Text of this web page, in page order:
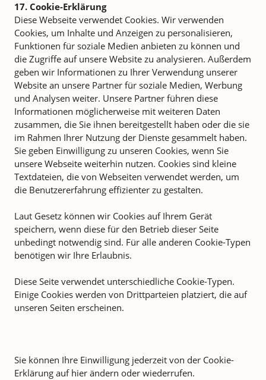
17. Cookie-Erklärung
Diese Webseite verwendet Cookies. Wir verwenden
Cookies, um Inhalte und Anzeigen zu personalisieren,
Funktionen für soziale Medien anbieten zu können und
die Zugriffe auf unsere Website zu analysieren. Außerdem
geben wir Informationen zu Ihrer Verwendung unserer
Website an unsere Partner für soziale Medien, Werbung
und Analysen weiter. Unsere Partner führen diese
Informationen möglicherweise mit weiteren Daten
zusammen, die Sie ihnen bereitgestellt haben oder die sie
im Rahmen Ihrer Nutzung der Dienste gesammelt haben.
Sie geben Einwilligung zu unseren Cookies, wenn Sie
unsere Webseite weiterhin nutzen. Cookies sind kleine
Textdateien, die von Webseiten verwendet werden, um
die Benutzererfahrung effizienter zu gestalten.
Laut Gesetz können wir Cookies auf Ihrem Gerät
speichern, wenn diese für den Betrieb dieser Seite
unbedingt notwendig sind. Für alle anderen Cookie-Typen
benötigen wir Ihre Erlaubnis.
Diese Seite verwendet unterschiedliche Cookie-Typen.
Einige Cookies werden von Drittparteien platziert, die auf
unseren Seiten erscheinen.
Sie können Ihre Einwilligung jederzeit von der Cookie-
Erklärung auf hier ändern oder wiederrufen.